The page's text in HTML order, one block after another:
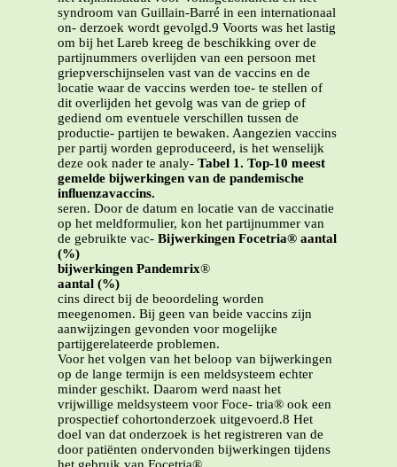
syndroom van Guillain-Barré in een internationaal
on- derzoek wordt gevolgd.9 Voorts was het lastig
om bij het Lareb kreeg de beschikking over de
partijnummers overlijden van een persoon met
griepverschijnselen vast van de vaccins en de
locatie waar de vaccins werden toe- te stellen of
dit overlijden het gevolg was van de griep of
gediend om eventuele verschillen tussen de
productie- partijen te bewaken. Aangezien vaccins
per partij worden geproduceerd, is het wenselijk
deze ook nader te analy- Tabel 1. Top-10 meest
gemelde bijwerkingen van de pandemische
inﬂuenzavaccins.
seren. Door de datum en locatie van de vaccinatie
op het meldformulier, kon het partijnummer van
de gebruikte vac- Bijwerkingen Focetria® aantal
(%)
bijwerkingen Pandemrix®
aantal (%)
cins direct bij de beoordeling worden
meegenomen. Bij geen van beide vaccins zijn
aanwijzingen gevonden voor mogelijke
partijgerelateerde problemen.
Voor het volgen van het beloop van bijwerkingen
op de lange termijn is een meldsysteem echter
minder geschikt. Daarom werd naast het
vrijwillige meldsysteem voor Foce- tria® ook een
prospectief cohortonderzoek uitgevoerd.8 Het
doel van dat onderzoek is het registreren van de
door patiënten ondervonden bijwerkingen tijdens